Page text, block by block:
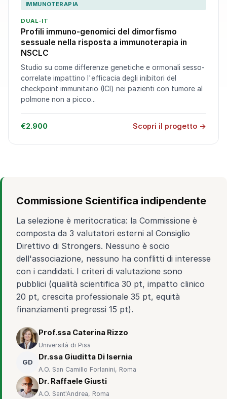
IMMUNOTERAPIA
DUAL-IT
Profili immuno-genomici del dimorfismo
sessuale nella risposta a immunoterapia in
NSCLC
Studio su come differenze genetiche e ormonali sesso-
correlate impattino l'efficacia degli inibitori del
checkpoint immunitario (ICI) nei pazienti con tumore al
polmone non a picco...
€2.900 Scopri il progetto →
Commissione Scientifica indipendente
La selezione è meritocratica: la Commissione è
composta da 3 valutatori esterni al Consiglio
Direttivo di Strongers. Nessuno è socio
dell'associazione, nessuno ha conflitti di interesse
con i candidati. I criteri di valutazione sono
pubblici (qualità scientifica 30 pt, impatto clinico
20 pt, crescita professionale 35 pt, equità
finanziamenti pregressi 15 pt).
Prof.ssa Caterina Rizzo
Università di Pisa
GD
Dr.ssa Giuditta Di Isernia
A.O. San Camillo Forlanini, Roma
Dr. Raffaele Giusti
A.O. Sant'Andrea, Roma